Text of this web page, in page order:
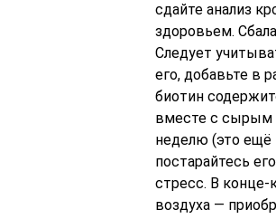
сдайте анализ
здоровьем.
Следует
его, добавьте в
биотин
вместе с сырым
неделю (это ещё
постарайтесь
стресс. В конце-
воздуха —